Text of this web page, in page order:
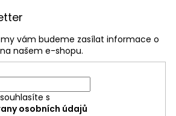
vám budeme zasílat informace o
našem e-shopu.
s
osobních údajů